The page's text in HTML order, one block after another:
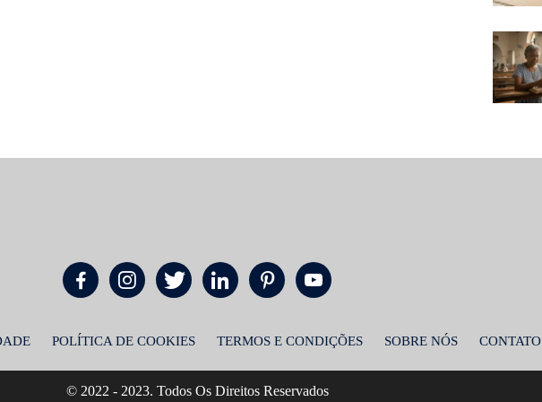
POLÍTICA DE COOKIES TERMOS E CONDIÇÕES SOBRE NÓS CONTATO
© 2022 - 2023. Todos Os Direitos Reservados